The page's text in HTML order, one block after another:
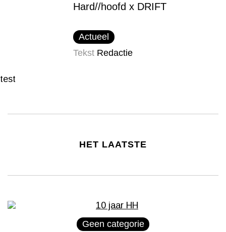
Hard//hoofd x DRIFT
Actueel
Tekst Redactie
test
HET LAATSTE
Geen categorie